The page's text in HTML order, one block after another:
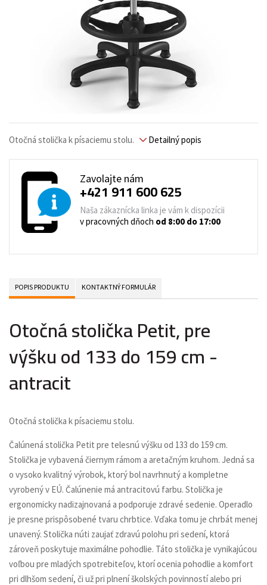
Otočná stolička k písaciemu stolu. Detailný popis
Zavolajte nám
+421 911 600 625
Naša zákaznícka linka je vám k dispozícii
v pracovných dňoch od 8:00 do 17:00
POPIS PRODUKTU KONTAKTNÝ FORMULÁR
Otočná stolička Petit, pre
výšku od 133 do 159 cm -
antracit
Otočná stolička k písaciemu stolu.
Čalúnená stolička Petit pre telesnú výšku od 133 do 159 cm.
Stolička je vybavená čiernym rámom a aretačným kruhom. Jedná sa
o vysoko kvalitný výrobok, ktorý bol navrhnutý a kompletne
vyrobený v EÚ. Čalúnenie má antracitovú farbu. Stolička je
ergonomicky nadizajnovaná a podporuje zdravé sedenie. Operadlo
je presne prispôsobené tvaru chrbtice. Vďaka tomu je chrbát menej
unavený. Stolička núti zaujať zdravú polohu pri sedení, ktorá
zároveň poskytuje maximálne pohodlie. Táto stolička je vynikajúcou
voľbou pre mladých spotrebiteľov, ktorí ocenia pohodlie a komfort
pri dlhšom sedení, či už pri plnení školských povinností alebo pri